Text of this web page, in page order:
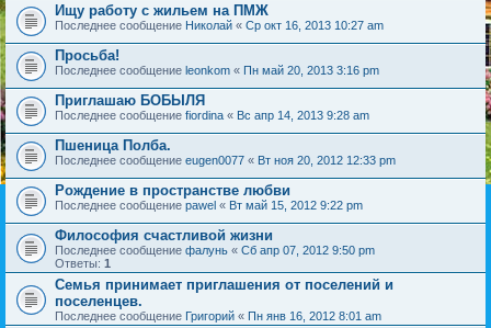
Ищу работу с жильем на ПМЖ
Последнее сообщение Николай « Ср окт 16, 2013 10:27 am
Просьба!
Последнее сообщение leonkom « Пн май 20, 2013 3:16 pm
Приглашаю БОБЫЛЯ
Последнее сообщение fiordina « Вс апр 14, 2013 9:28 am
Пшеница Полба.
Последнее сообщение eugen0077 « Вт ноя 20, 2012 12:33 pm
Рождение в пространстве любви
Последнее сообщение pawel « Вт май 15, 2012 9:22 pm
Философия счастливой жизни
Последнее сообщение фалунь « Сб апр 07, 2012 9:50 pm
Ответы: 1
Семья принимает приглашения от поселений и
поселенцев.
Последнее сообщение Григорий « Пн янв 16, 2012 8:01 am